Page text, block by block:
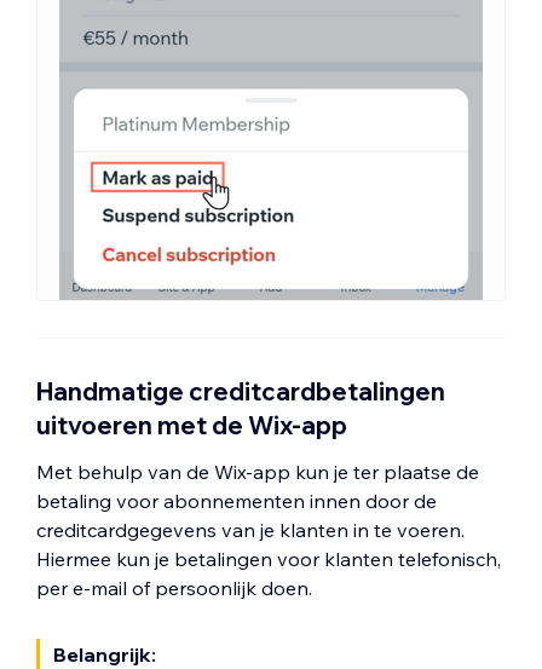
Handmatige creditcardbetalingen
uitvoeren met de Wix-app
Met behulp van de Wix-app kun je ter plaatse de
betaling voor abonnementen innen door de
creditcardgegevens van je klanten in te voeren.
Hiermee kun je betalingen voor klanten telefonisch,
per e-mail of persoonlijk doen.
Belangrijk: